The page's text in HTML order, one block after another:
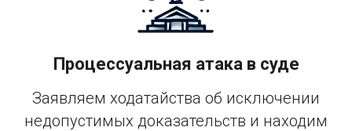
Процессуальная атака в суде
Заявляем ходатайства об исключении
недопустимых доказательств и находим